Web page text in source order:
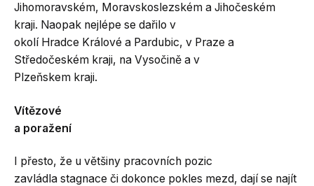
Jihomoravském, Moravskoslezském a Jihočeském
kraji. Naopak nejlépe se dařilo v
okolí Hradce Králové a Pardubic, v Praze a
Středočeském kraji, na Vysočině a v
Plzeňskem kraji.
Vítězové
a poražení
I přesto, že u většiny pracovních pozic
zavládla stagnace či dokonce pokles mezd, dají se najít